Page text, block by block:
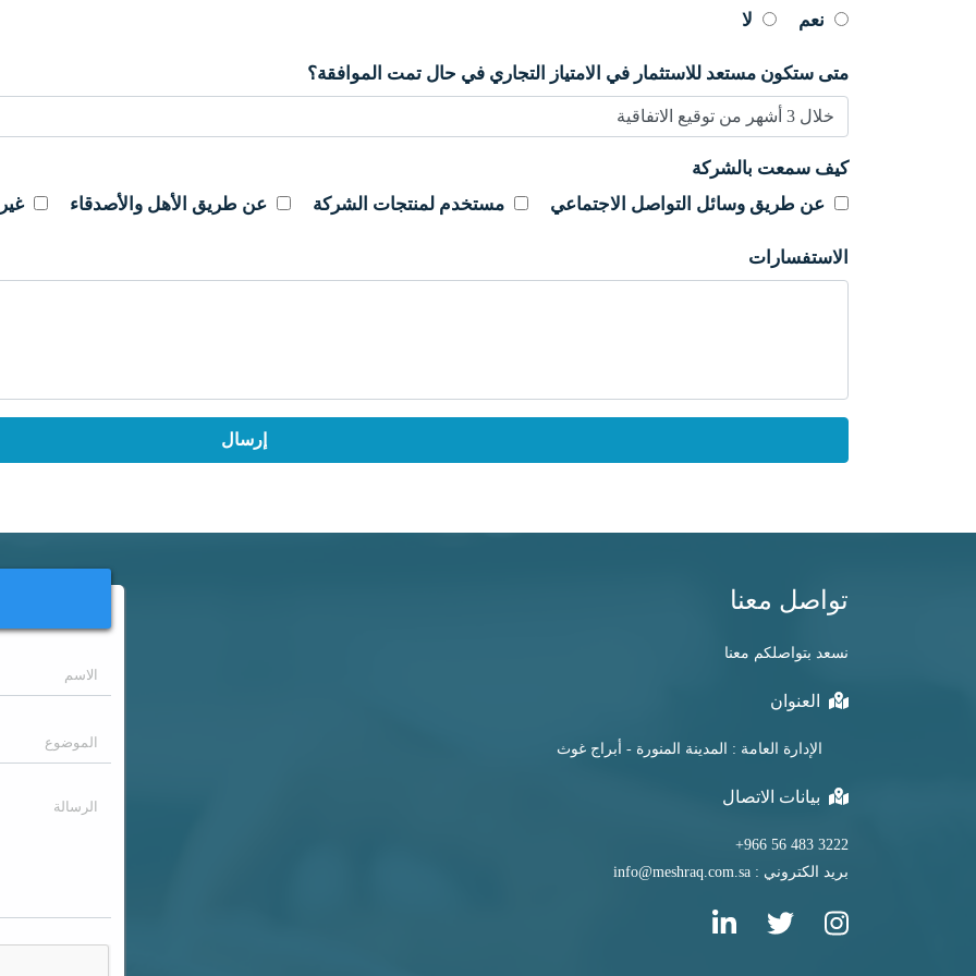
نعم لا
متى ستكون مستعد للاستثمار في الامتياز التجاري في حال تمت الموافقة؟
كيف سمعت بالشركة
عن طريق وسائل التواصل الاجتماعي
مستخدم لمنتجات الشركة عن طريق الأهل والأصدقاء
الاستفسارات
إرسال
تواصل معنا
نسعد بتواصلكم معنا
العنوان
الإدارة العامة : المدينة المنورة - أبراج غوث
بيانات الاتصال
3222 483 56 966+
بريد الكتروني : info@meshraq.com.sa